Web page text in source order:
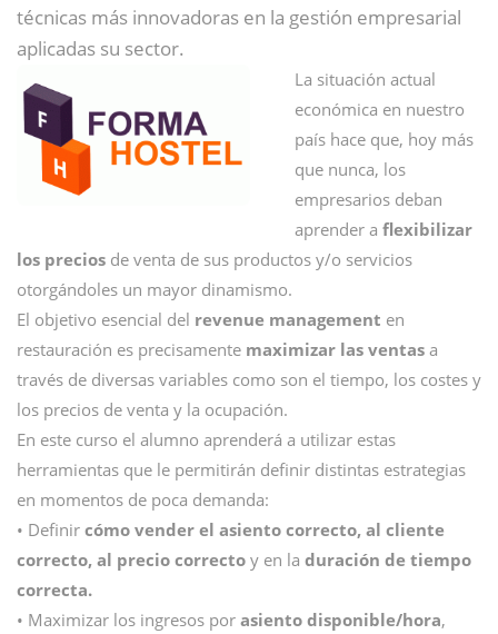
técnicas más innovadoras en la gestión empresarial
aplicadas su sector.
La situación actual
económica en nuestro
país hace que, hoy más
que nunca, los
empresarios deban
aprender a flexibilizar
los precios de venta de sus productos y/o servicios
otorgándoles un mayor dinamismo.
El objetivo esencial del revenue management en
restauración es precisamente maximizar las ventas a
través de diversas variables como son el tiempo, los costes y
los precios de venta y la ocupación.
En este curso el alumno aprenderá a utilizar estas
herramientas que le permitirán definir distintas estrategias
en momentos de poca demanda:
• Definir cómo vender el asiento correcto, al cliente
correcto, al precio correcto y en la duración de tiempo
correcta.
• Maximizar los ingresos por asiento disponible/hora,